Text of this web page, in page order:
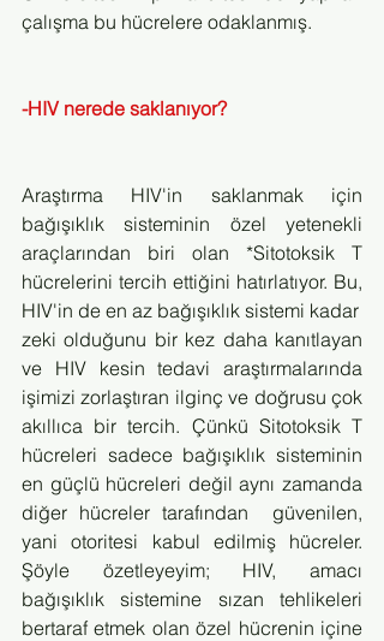
çalışma bu hücrelere odaklanmış.
-HIV nerede saklanıyor?
Araştırma HIV'in saklanmak için
bağışıklık sisteminin özel yetenekli
araçlarından biri olan *Sitotoksik T
hücrelerini tercih ettiğini hatırlatıyor. Bu,
zeki olduğunu bir kez daha kanıtlayan
ve HIV kesin tedavi araştırmalarında
işimizi zorlaştıran ilginç ve doğrusu çok
akıllıca bir tercih. Çünkü Sitotoksik T
hücreleri sadece bağışıklık sisteminin
en güçlü hücreleri değil aynı zamanda
diğer hücreler tarafından  güvenilen,
yani otoritesi kabul edilmiş hücreler.
Şöyle özetleyeyim; HIV, amacı
bağışıklık sistemine sızan tehlikeleri
bertaraf etmek olan özel hücrenin içine